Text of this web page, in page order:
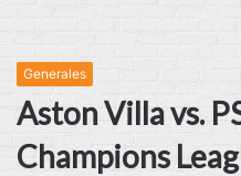
Generales
Aston Villa vs.
Champions